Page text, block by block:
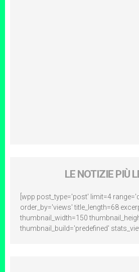
LE NOTIZIE PIÙ
[wpp post_type='post' limit=4
order_by='views' title_length=68
thumbnail_width=150
thumbnail_build='predefined'